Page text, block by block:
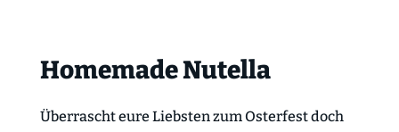
Homemade Nutella
Überrascht eure Liebsten zum Osterfest doch